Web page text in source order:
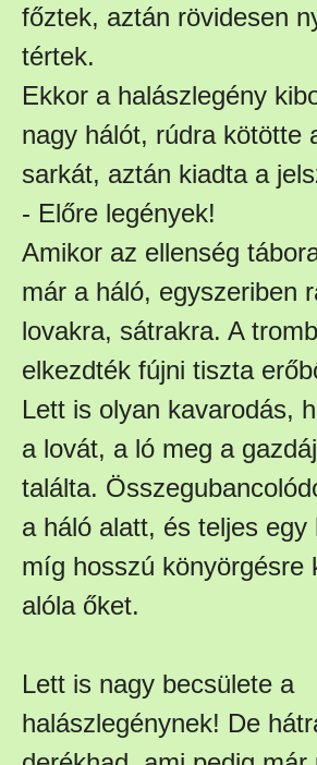
főztek, aztán rövidesen
tértek.
Ekkor a halászlegény
nagy hálót, rúdra kötötte
sarkát, aztán kiadta a
- Előre legények!
Amikor az ellenség
már a háló, egyszeriben
lovakra, sátrakra. A
elkezdték fújni tiszta
Lett is olyan kavarodás,
a lovát, a ló meg a
találta.
a háló alatt, és teljes egy
míg hosszú könyörgésre
alóla őket.
Lett is nagy becsülete a
halászlegénynek! De